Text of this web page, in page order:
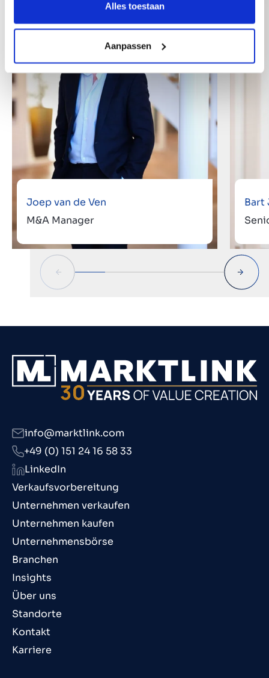
Alles toestaan
Aanpassen
Joep van de Ven
M&A Manager
Bart
Verkaufsvorbereitung
Unternehmen verkaufen
Unternehmen kaufen
Unternehmensbörse
Branchen
Insights
Über uns
Standorte
Kontakt
Karriere
info@marktlink.com
+49 (0) 151 24 16 58 33
LinkedIn